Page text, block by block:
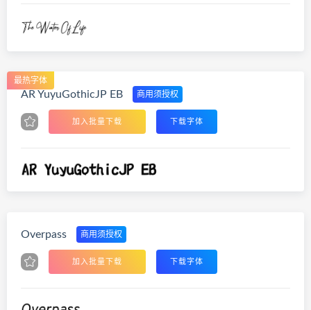
最热字体
AR YuyuGothicJP EB 商用须授权
加入批量下载 下载字体
Overpass 商用须授权
加入批量下载 下载字体